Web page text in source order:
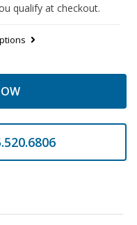
qualify at checkout.